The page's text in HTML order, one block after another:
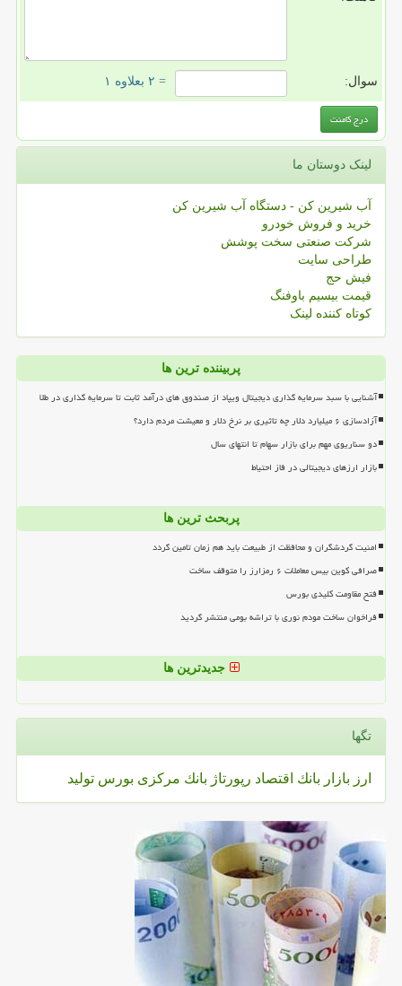
سوال: = ۲ بعلاوه ۱
لینک دوستان ما
آب شیرین کن - دستگاه آب شیرین کن
خرید و فروش خودرو
شرکت صنعتی سخت پوشش
طراحی سایت
فیش حج
قیمت بیسیم باوفنگ
کوتاه کننده لینک
پربیننده ترین ها
آشنایی با سبد سرمایه گذاری دیجیتال ویپاد از صندوق های درآمد ثابت تا سرمایه گذاری در طلا
آزادسازی ۶ میلیارد دلار چه تاثیری بر نرخ دلار و معیشت مردم دارد؟
دو سناریوی مهم برای بازار سهام تا انتهای سال
بازار ارزهای دیجیتالی در فاز احتیاط
پربحث ترین ها
امنیت گردشگران و محافظت از طبیعت باید هم زمان تامین گردد
صرافی کوین بیس معاملات ۶ رمزارز را متوقف ساخت
فتح مقاومت کلیدی بورس
فراخوان ساخت مودم نوری با تراشه بومی منتشر گردید
جدیدترین ها
تگها
ارز بازار بانك اقتصاد رپورتاژ بانك مركزی بورس تولید